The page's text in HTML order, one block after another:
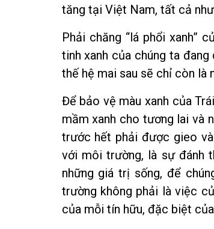
tăng tại Việt Nam, tất cả
Phải chăng “lá phổi xanh”
tinh xanh của chúng ta
thế hệ mai sau sẽ chỉ còn là
Để bảo vệ màu xanh của
mầm xanh cho tương lai và
trước hết phải được gieo
với môi trường, là sự đánh
những giá trị sống, để
trường không phải là việc
của mỗi tín hữu, đặc biệt